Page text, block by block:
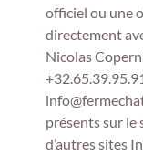
officiel ou une
directement
Nicolas
présents sur
d’autres sites